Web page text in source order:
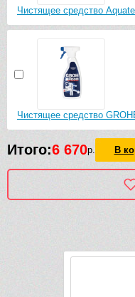
Чистящее средство
Чистящее средство
Итого:6 670р. В